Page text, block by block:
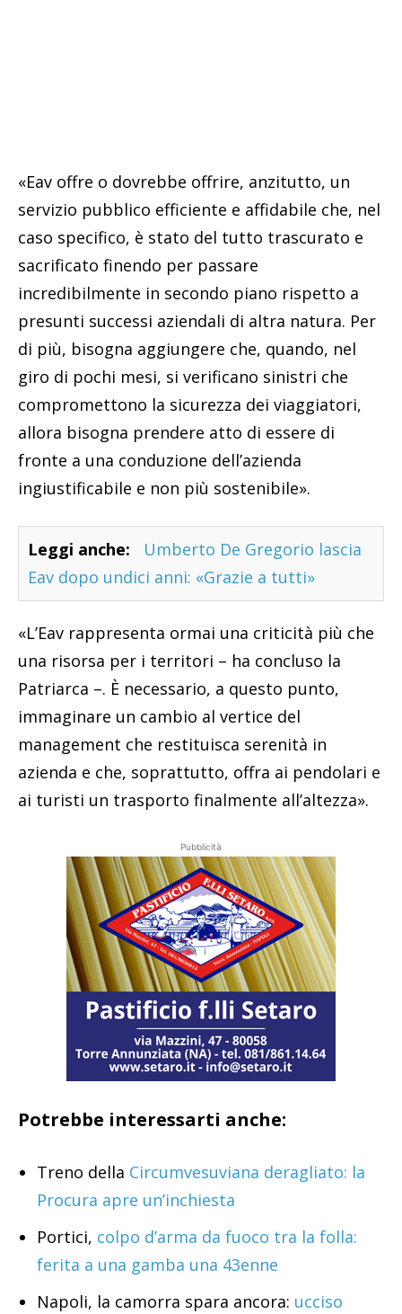
«Eav offre o dovrebbe offrire, anzitutto, un
servizio pubblico efficiente e affidabile che, nel
caso specifico, è stato del tutto trascurato e
sacrificato finendo per passare
incredibilmente in secondo piano rispetto a
presunti successi aziendali di altra natura. Per
di più, bisogna aggiungere che, quando, nel
giro di pochi mesi, si verificano sinistri che
compromettono la sicurezza dei viaggiatori,
allora bisogna prendere atto di essere di
fronte a una conduzione dell’azienda
ingiustificabile e non più sostenibile».
Leggi anche:
Umberto De Gregorio lascia
Eav dopo undici anni: «Grazie a tutti»
«L’Eav rappresenta ormai una criticità più che
una risorsa per i territori – ha concluso la
Patriarca –. È necessario, a questo punto,
immaginare un cambio al vertice del
management che restituisca serenità in
azienda e che, soprattutto, offra ai pendolari e
ai turisti un trasporto finalmente all’altezza».
Pubblicità
Potrebbe interessarti anche:
Treno della Circumvesuviana deragliato: la
Procura apre un’inchiesta
Portici, colpo d’arma da fuoco tra la folla:
ferita a una gamba una 43enne
Napoli, la camorra spara ancora: ucciso